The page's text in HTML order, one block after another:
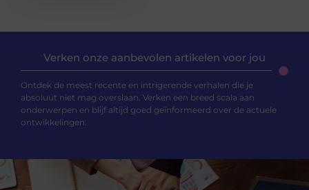
Verken onze aanbevolen artikelen voor jou
Ontdek de meest recente en intrigerende verhalen die je
absoluut niet mag overslaan. Verken een breed scala aan
onderwerpen en blijf altijd goed geïnformeerd over de actuele
ontwikkelingen.